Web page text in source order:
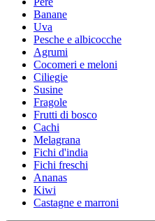
Banane
Uva
Pesche e albicocche
Agrumi
Cocomeri e meloni
Ciliegie
Susine
Fragole
Frutti di bosco
Cachi
Melagrana
Fichi d'india
Fichi freschi
Ananas
Kiwi
Castagne e marroni